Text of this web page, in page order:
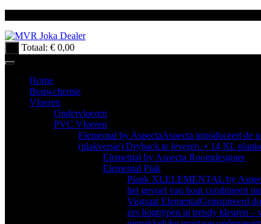
Totaal: € 0,00
Home
Bouwchemie
Vloeren
Ondervloeren
PVC Vloeren
Elemental by AspectaAspecta introduceert de
(plakversie) Dryback te leveren. • 14 XL
Elemental by Aspecta Roomdesigner
Elemental Plak
Plank XLELEMENTAL by
het gevoel van hout combineert
Visgraat ElementalGeïnspireerd
zes houttypen in trendy kleuren